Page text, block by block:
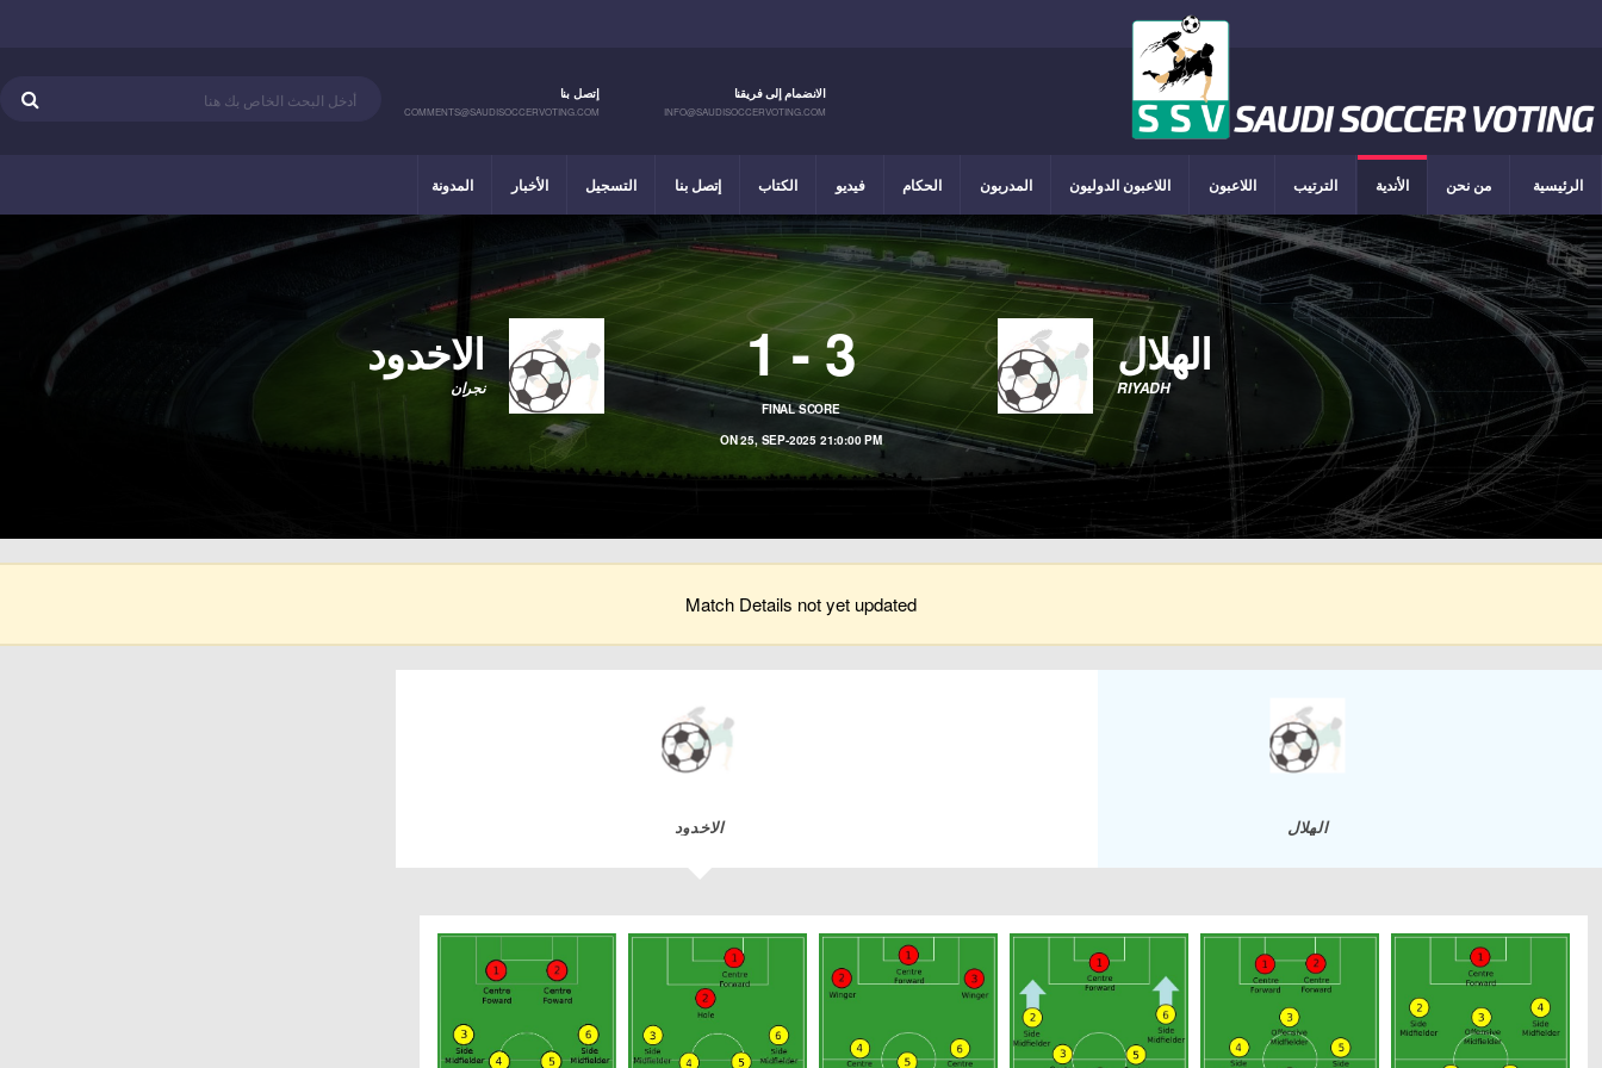
الانضمام إلى فريقنا
INFO@SAUDISOCCERVOTING.COM
إتصل بنا
COMMENTS@SAUDISOCCERVOTING.COM
الرئيسية من نحن الأندية الترتيب اللاعبون اللاعبون الدوليون المدربون الحكام فيديو الكتاب إتصل بنا التسجيل الأخبار المدونة
الاخدود
نجران 1-3
FINAL SCORE
ON 25, SEP-2025 21:0:00 PM
الهلال
RIYADH
Match Details not yet updated
الاخدود الهلال